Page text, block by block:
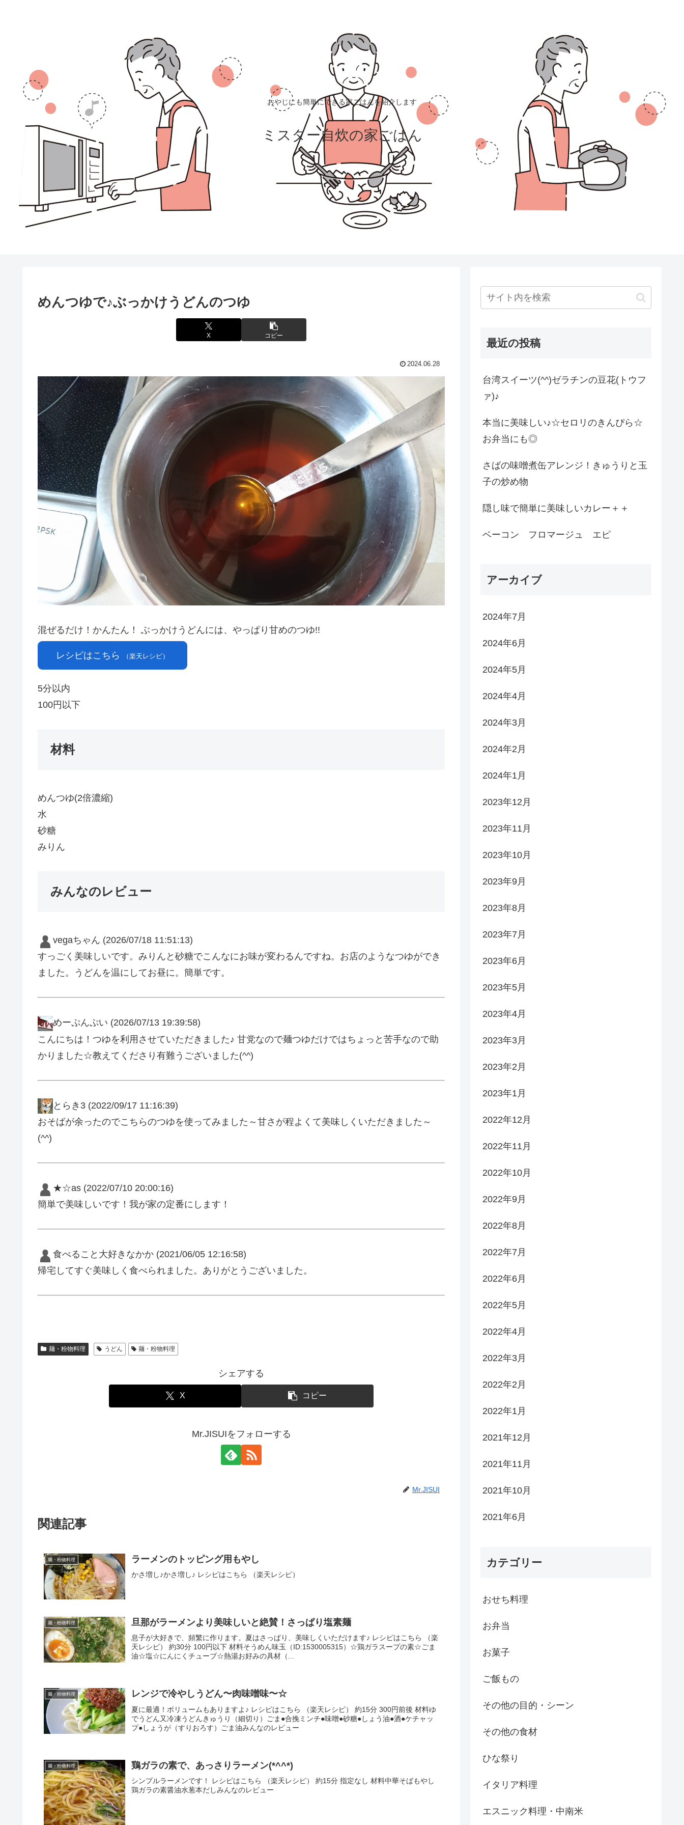
おやじにも簡単にできる家ごはんを紹介します
ミスター自炊の家ごはん
めんつゆで♪ぶっかけうどんのつゆ
X コピー
2024.06.28
混ぜるだけ！かんたん！ ぶっかけうどんには、やっぱり甘めのつゆ!!
レシピはこちら （楽天レシピ）
5分以内
100円以下
材料
めんつゆ(2倍濃縮)
水
砂糖
みりん
みんなのレビュー
vegaちゃん (2026/07/18 11:51:13)
すっごく美味しいです。みりんと砂糖でこんなにお味が変わるんですね。お店のようなつゆができ
ました。うどんを温にしてお昼に。簡単です。
めーぷんぷい (2026/07/13 19:39:58)
こんにちは！つゆを利用させていただきました♪ 甘党なので麺つゆだけではちょっと苦手なので助
かりました☆教えてくださり有難うございました(^^)
とらき3 (2022/09/17 11:16:39)
おそばが余ったのでこちらのつゆを使ってみました～甘さが程よくて美味しくいただきました～
(^^)
★☆as (2022/07/10 20:00:16)
簡単で美味しいです！我が家の定番にします！
食べること大好きなかか (2021/06/05 12:16:58)
帰宅してすぐ美味しく食べられました。ありがとうございました。
麺・粉物料理 うどん 麺・粉物料理
シェアする
X コピー
Mr.JISUIをフォローする
Mr.JISUI
関連記事
麺・粉物料理 ラーメンのトッピング用もやし
かさ増し♪かさ増し♪ レシピはこちら （楽天レシピ）
麺・粉物料理 旦那がラーメンより美味しいと絶賛！さっぱり塩素麺
息子が大好きで、頻繁に作ります。夏はさっぱり、美味しくいただけます♪ レシピはこちら （楽
天レシピ） 約30分 100円以下 材料そうめん味玉（ID:1530005315）☆鶏ガラスープの素☆ごま
油☆塩☆にんにくチューブ☆熱湯お好みの具材（...
麺・粉物料理 レンジで冷やしうどん〜肉味噌味〜☆
夏に最適！ボリュームもありますよ♪ レシピはこちら （楽天レシピ） 約15分 300円前後 材料ゆ
でうどん又冷凍うどんきゅうり（細切り）ごま●合挽ミンチ●味噌●砂糖●しょう油●酒●ケチャッ
プ●しょうが（すりおろす）ごま油みんなのレビュー
麺・粉物料理 鶏ガラの素で、あっさりラーメン(*^^*)
シンプルラーメンです！ レシピはこちら （楽天レシピ） 約15分 指定なし 材料中華そばもやし
鶏ガラの素醤油水葱本だしみんなのレビュー
最近の投稿
台湾スイーツ(^^)ゼラチンの豆花(トウフ
ァ)♪
本当に美味しい♪☆セロリのきんぴら☆
お弁当にも◎
さばの味噌煮缶アレンジ！きゅうりと玉
子の炒め物
隠し味で簡単に美味しいカレー＋＋
ベーコン フロマージュ エピ
アーカイブ
2024年7月
2024年6月
2024年5月
2024年4月
2024年3月
2024年2月
2024年1月
2023年12月
2023年11月
2023年10月
2023年9月
2023年8月
2023年7月
2023年6月
2023年5月
2023年4月
2023年3月
2023年2月
2023年1月
2022年12月
2022年11月
2022年10月
2022年9月
2022年8月
2022年7月
2022年6月
2022年5月
2022年4月
2022年3月
2022年2月
2022年1月
2021年12月
2021年11月
2021年10月
2021年6月
カテゴリー
おせち料理
お弁当
お菓子
ご飯もの
その他の目的・シーン
その他の食材
ひな祭り
イタリア料理
エスニック料理・中南米